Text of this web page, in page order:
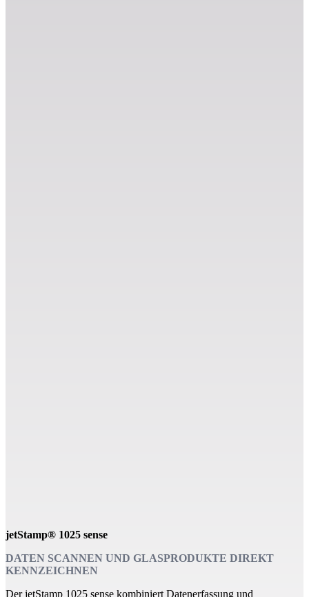
jetStamp® 1025 sense
DATEN SCANNEN UND GLASPRODUKTE DIREKT
KENNZEICHNEN
Der jetStamp 1025 sense kombiniert Datenerfassung und